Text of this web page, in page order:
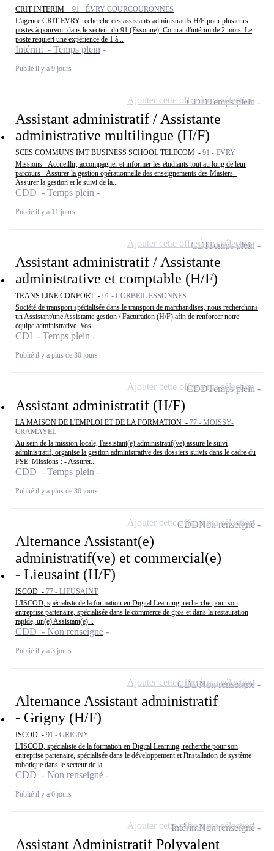
CRIT INTERIM - 91 - ÉVRY-COURCOURONNES
L'agence CRIT EVRY recherche des assistants administratifs H/F pour plusieurs
postes à pourvoir dans le secteur du 91 (Essonne). Contrat d'intérim de 2 mois. Le
poste requiert une expérience de 1 à...
Intérim - Temps plein
Publié il y a 9 jours
Assistant administratif / Assistante
administrative multilingue (H/F)
SCES COMMUNS IMT BUSINESS SCHOOL TELECOM - 91 - EVRY
Missions - Accueillir, accompagner et informer les étudiants tout au long de leur
parcours - Assurer la gestion opérationnelle des enseignements des Masters -
Assurer la gestion et le suivi de la...
CDD - Temps plein
Publié il y a 11 jours
CDDTemps plein
Ajouter cette offre à ma sélection
Assistant administratif / Assistante
administrative et comptable (H/F)
TRANS LINE CONFORT - 91 - CORBEIL ESSONNES
Société de transport spécialisée dans le transport de marchandises, nous recherchons
un Assistant/une Assistante gestion / Facturation (H/F) afin de renforcer notre
équipe administrative. Vos...
CDI - Temps plein
Publié il y a plus de 30 jours
CDITemps plein
Ajouter cette offre à ma sélection
Assistant administratif (H/F)
LA MAISON DE L'EMPLOI ET DE LA FORMATION - 77 - MOISSY-
CRAMAYEL
Au sein de la mission locale, l'assistant(e) administratif(ve) assure le suivi
administratif, organise la gestion administrative des dossiers suivis dans le cadre du
FSE. Missions : - Assurer...
CDD - Temps plein
Publié il y a plus de 30 jours
CDDTemps plein
Ajouter cette offre à ma sélection
Alternance Assistant(e)
administratif(ve) et commercial(e)
- Lieusaint (H/F)
ISCOD - 77 - LIEUSAINT
L'ISCOD, spécialiste de la formation en Digital Learning, recherche pour son
entreprise partenaire, spécialisée dans le commerce de gros et dans la restauration
rapide, un(e) Assistant(e)...
CDD - Non renseigné
Publié il y a 3 jours
CDDNon renseigné
Ajouter cette offre à ma sélection
Alternance Assistant administratif
- Grigny (H/F)
ISCOD - 91 - GRIGNY
L'ISCOD, spécialiste de la formation en Digital Learning, recherche pour son
entreprise partenaire, spécialisée dans le développement et l'installation de système
robotique dans le secteur de la...
CDD - Non renseigné
Publié il y a 6 jours
CDDNon renseigné
Ajouter cette offre à ma sélection
Assistant Administratif Polyvalent
IntérimNon renseigné
Ajouter cette offre à ma sélection